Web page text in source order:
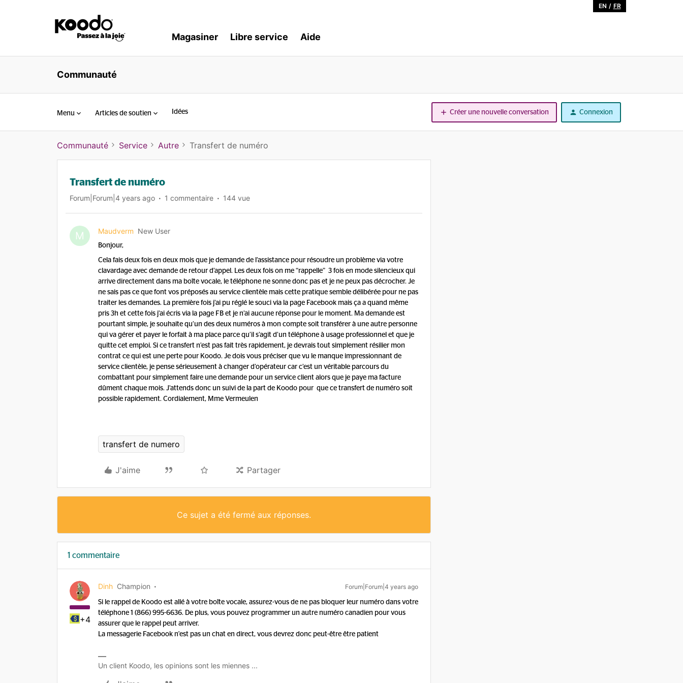
EN / FR
Magasiner Libre service Aide
Communauté
Menu Articles de soutien Idées Créer une nouvelle conversation Connexion
Communauté Service Autre Transfert de numéro
Transfert de numéro
Forum|Forum|4 years ago 1 commentaire 144 vue
M Maudverm New User
Bonjour,
Cela fais deux fois en deux mois que je demande de l’assistance pour résoudre un problème via votre
clavardage avec demande de retour d’appel. Les deux fois on me “rappelle” 3 fois en mode silencieux qui
arrive directement dans ma boîte vocale, le téléphone ne sonne donc pas et je ne peux pas décrocher. Je
ne sais pas ce que font vos préposés au service clientèle mais cette pratique semble délibérée pour ne pas
traiter les demandes. La première fois j’ai pu réglé le souci via la page Facebook mais ça a quand même
pris 3h et cette fois j’ai écris via la page FB et je n’ai aucune réponse pour le moment. Ma demande est
pourtant simple, je souhaite qu’un des deux numéros à mon compte soit transférer à une autre personne
qui va gérer et payer le forfait à ma place parce qu’il s’agit d’un téléphone à usage professionnel et que je
quitte cet emploi. Si ce transfert n’est pas fait très rapidement, je devrais tout simplement résilier mon
contrat ce qui est une perte pour Koodo. Je dois vous préciser que vu le manque impressionnant de
service clientèle, je pense sérieusement à changer d’opérateur car c’est un véritable parcours du
combattant pour simplement faire une demande pour un service client alors que je paye ma facture
dûment chaque mois. J’attends donc un suivi de la part de Koodo pour que ce transfert de numéro soit
possible rapidement. Cordialement, Mme Vermeulen
transfert de numero
J'aime Partager
Ce sujet a été fermé aux réponses.
1 commentaire
+4
Dinh Champion Forum|Forum|4 years ago
Si le rappel de Koodo est allé à votre boîte vocale, assurez-vous de ne pas bloquer leur numéro dans votre
téléphone 1 (866) 995-6636. De plus, vous pouvez programmer un autre numéro canadien pour vous
assurer que le rappel peut arriver.
La messagerie Facebook n'est pas un chat en direct, vous devrez donc peut-être être patient
Un client Koodo, les opinions sont les miennes ...